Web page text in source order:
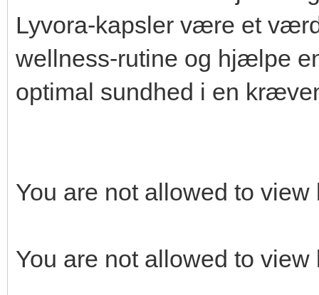
Lyvora-kapsler være et
wellness-rutine og hjælpe
optimal sundhed i en
You are not allowed to
You are not allowed to